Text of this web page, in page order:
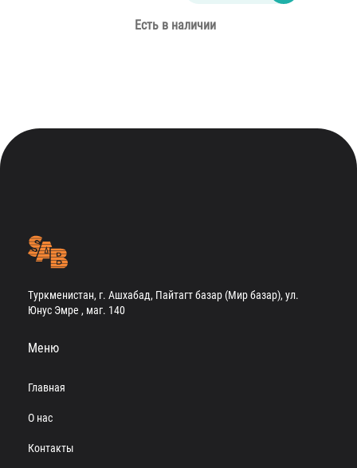
Есть в наличии
Туркменистан, г. Ашхабад, Пайтагт базар (Мир базар), ул.
Юнус Эмре , маг. 140
Меню
Главная
О нас
Контакты